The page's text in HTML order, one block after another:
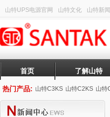
山特UPS电源官网 山特文化 山特新闻
首页 了解山特
热门产品: 山特C3KS 山特C2KS 山特